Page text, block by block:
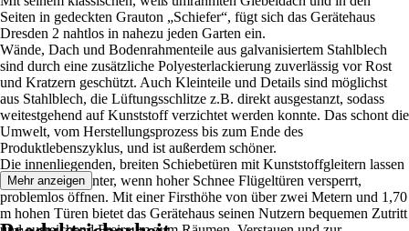
Seiten in gedeckten Grauton „Schiefer“, fügt sich das Gerätehaus
Dresden 2 nahtlos in nahezu jeden Garten ein.
Wände, Dach und Bodenrahmenteile aus galvanisiertem Stahlblech
sind durch eine zusätzliche Polyesterlackierung zuverlässig vor Rost
und Kratzern geschützt. Auch Kleinteile und Details sind möglichst
aus Stahlblech, die Lüftungsschlitze z.B. direkt ausgestanzt, sodass
weitestgehend auf Kunststoff verzichtet werden konnte. Das schont die
Umwelt, vom Herstellungsprozess bis zum Ende des
Produktlebenszyklus, und ist außerdem schöner.
Die innenliegenden, breiten Schiebetüren mit Kunststoffgleitern lassen
sich auch im Winter, wenn hoher Schnee Flügeltüren versperrt,
problemlos öffnen. Mit einer Firsthöhe von über zwei Metern und 1,70
m hohen Türen bietet das Gerätehaus seinen Nutzern bequemen Zutritt
Mehr anzeigen